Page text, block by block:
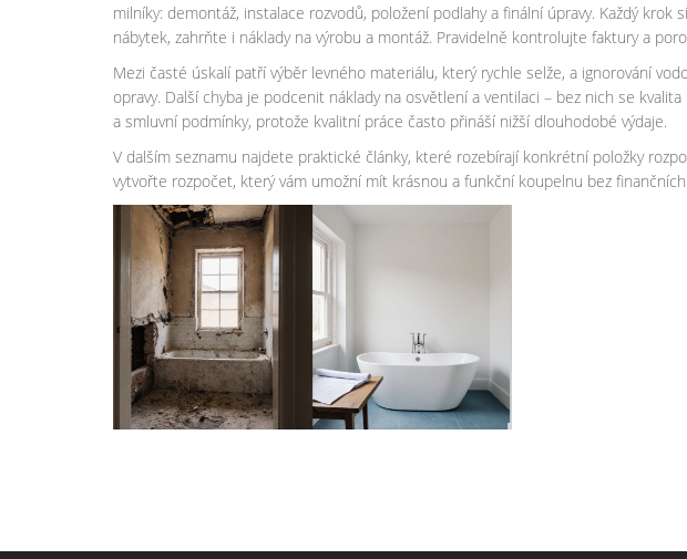
milníky: demontáž, instalace rozvodů, položení podlahy a finální úpravy. Každý
nábytek, zahrňte i náklady na výrobu a montáž. Pravidelně kontrolujte faktury a
Mezi časté úskalí patří výběr levného materiálu, který rychle selže, a ignorování
opravy. Další chyba je podcenit náklady na osvětlení a ventilaci – bez nich se
a smluvní podmínky, protože kvalitní práce často přináší nižší dlouhodobé výdaje.
V dalším seznamu najdete praktické články, které rozebírají konkrétní položky
vytvořte rozpočet, který vám umožní mít krásnou a funkční koupelnu bez